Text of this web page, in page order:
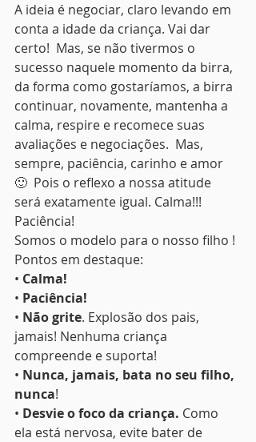
A ideia é negociar, claro levando em
conta a idade da criança. Vai dar
certo!  Mas, se não tivermos o
sucesso naquele momento da birra,
da forma como gostaríamos, a birra
continuar, novamente, mantenha a
calma, respire e recomece suas
avaliações e negociações.  Mas,
sempre, paciência, carinho e amor
🙂  Pois o reflexo a nossa atitude
será exatamente igual. Calma!!!
Paciência!
Somos o modelo para o nosso filho !
Pontos em destaque:
• Calma!
• Paciência!
• Não grite. Explosão dos pais,
jamais! Nenhuma criança
compreende e suporta!
• Nunca, jamais, bata no seu filho,
nunca!
• Desvie o foco da criança. Como
ela está nervosa, evite bater de